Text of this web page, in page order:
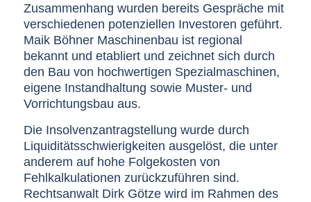
Zusammenhang wurden bereits Gespräche mit
verschiedenen potenziellen Investoren geführt.
Maik Böhner Maschinenbau ist regional
bekannt und etabliert und zeichnet sich durch
den Bau von hochwertigen Spezialmaschinen,
eigene Instandhaltung sowie Muster- und
Vorrichtungsbau aus.
Die Insolvenzantragstellung wurde durch
Liquiditätsschwierigkeiten ausgelöst, die unter
anderem auf hohe Folgekosten von
Fehlkalkulationen zurückzuführen sind.
Rechtsanwalt Dirk Götze wird im Rahmen des